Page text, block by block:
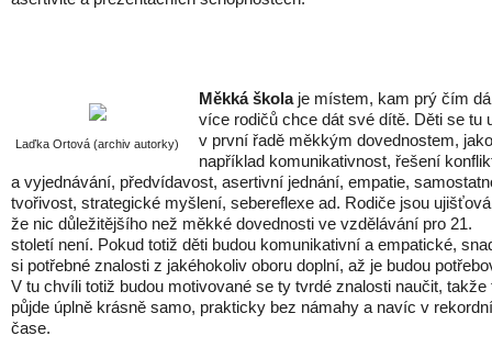
Laďka Ortová (archiv autorky)
Měkká školaje místem, kam prý čím
více rodičů chce dát své dítě. Děti se tu
v první řadě měkkým dovednostem,
například komunikativnost, řešení
a vyjednávání, předvídavost, asertivní jednání, empatie,
tvořivost, strategické myšlení, sebereflexe ad. Rodiče jsou
že nic důležitějšího než měkké dovednosti ve vzdělávání pro 21.
století není. Pokud totiž děti budou komunikativní a empatické,
si potřebné znalosti z jakéhokoliv oboru doplní, až je budou
V tu chvíli totiž budou motivované se ty tvrdé znalosti naučit, takže
půjde úplně krásně samo, prakticky bez námahy a navíc v
čase.